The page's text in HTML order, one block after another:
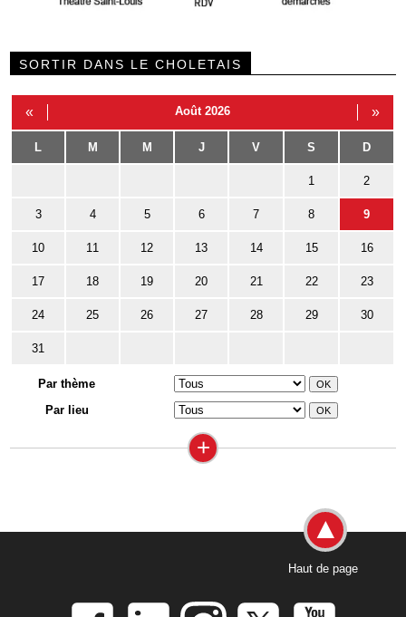
SORTIR DANS LE CHOLETAIS
« Août 2026 »
L M M J V S D
1 2
3 4 5 6 7 8 9
10 11 12 13 14 15 16
17 18 19 20 21 22 23
24 25 26 27 28 29 30
31
Par thème
Par lieu
+
Haut de page